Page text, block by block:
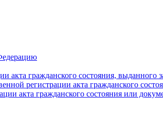
акта гражданского состояния, выданного
регистрации акта гражданского
акта гражданского состояния или